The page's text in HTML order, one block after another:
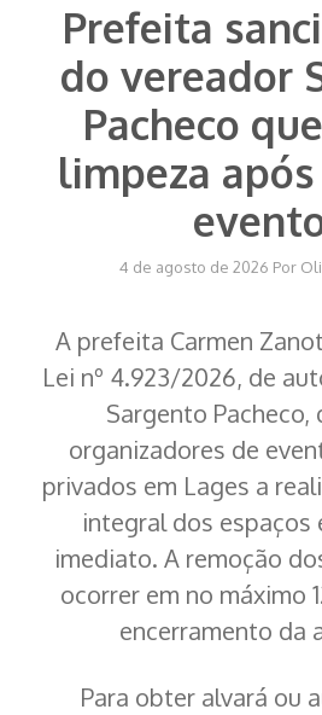
Prefeita
do vereador
Pacheco
limpeza
4 de agosto de 2026 Por
A prefeita Carmen
Lei nº 4.923/2026, de
Sargento Pacheco,
organizadores de
privados em Lages a
integral dos espaços
imediato. A remoção
ocorrer em no máximo
encerramento da
Para obter alvará ou